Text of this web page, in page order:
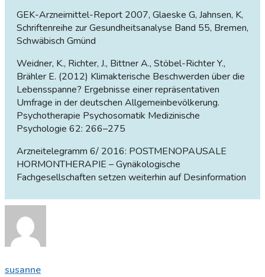
GEK-Arzneimittel-Report 2007, Glaeske G, Jahnsen, K,
Schriftenreihe zur Gesundheitsanalyse Band 55, Bremen,
Schwäbisch Gmünd
Weidner, K., Richter, J., Bittner A., Stöbel-Richter Y.,
Brähler E. (2012) Klimakterische Beschwerden über die
Lebensspanne? Ergebnisse einer repräsentativen
Umfrage in der deutschen Allgemeinbevölkerung.
Psychotherapie Psychosomatik Medizinische
Psychologie 62: 266–275
Arzneitelegramm 6/ 2016: POSTMENOPAUSALE
HORMONTHERAPIE – Gynäkologische
Fachgesellschaften setzen weiterhin auf Desinformation
susanne